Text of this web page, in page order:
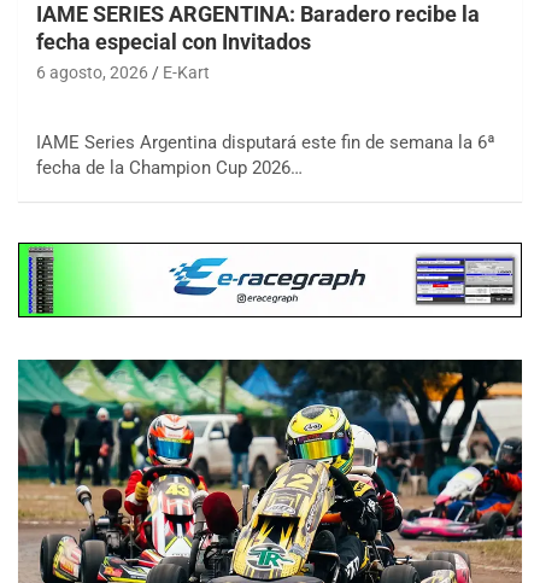
IAME SERIES ARGENTINA: Baradero recibe la
fecha especial con Invitados
6 agosto, 2026 E-Kart
IAME Series Argentina disputará este fin de semana la 6ª
fecha de la Champion Cup 2026…